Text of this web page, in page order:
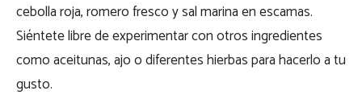
cebolla roja, romero fresco y sal marina en escamas.
Siéntete libre de experimentar con otros ingredientes
como aceitunas, ajo o diferentes hierbas para hacerlo a tu
gusto.